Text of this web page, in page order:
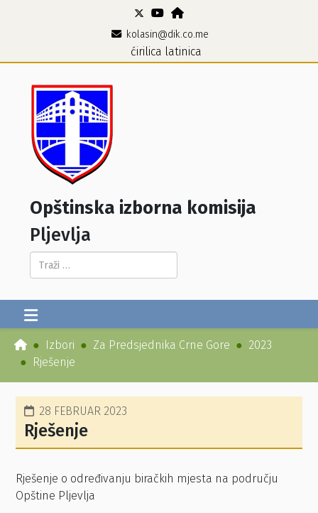
kolasin@dik.co.me
ćirilica latinica
Opštinska izborna komisija
Pljevlja
Pretraga...
Izbori Za Predsjednika Crne Gore
2023
Rješenje
28 FEBRUAR 2023
Rješenje
Rješenje o određivanju biračkih mjesta na području
Opštine Pljevlja